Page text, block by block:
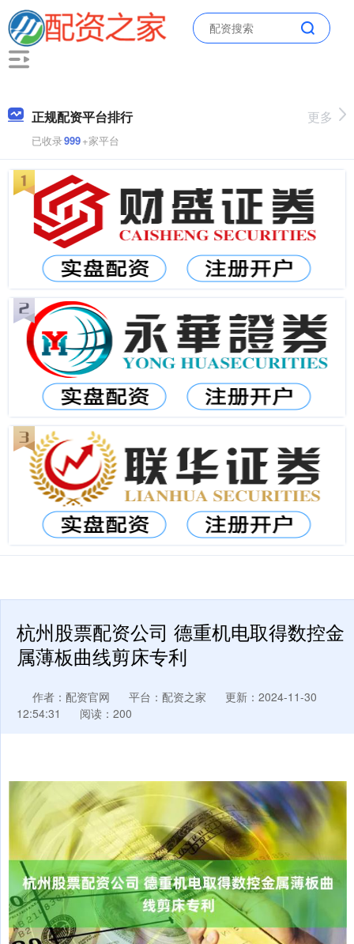
正规配资平台排行
已收录999+家平台
更多
杭州股票配资公司 德重机电取得数控金
属薄板曲线剪床专利
作者：配资官网 平台：配资之家
更新：2024-11-30
12:54:31
阅读：200